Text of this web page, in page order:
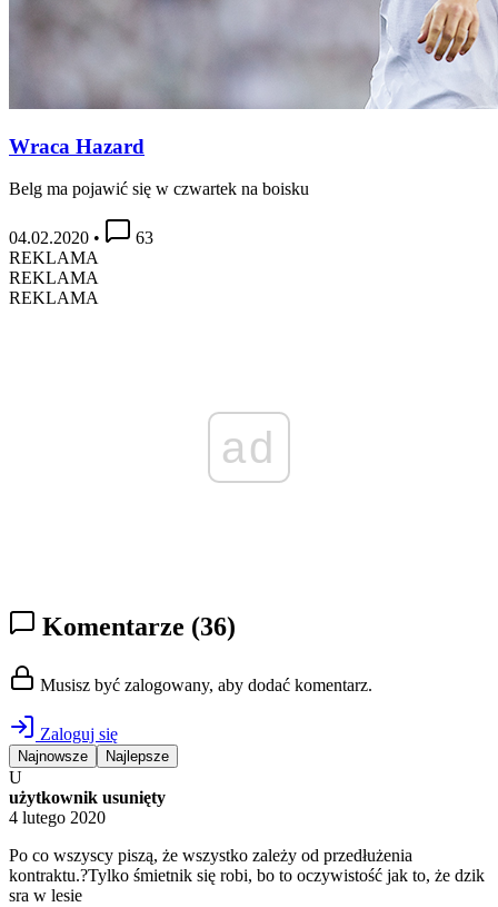
Wraca Hazard
Belg ma pojawić się w czwartek na boisku
04.02.2020 •
63
REKLAMA
REKLAMA
REKLAMA
ad
Komentarze (36)
Musisz być zalogowany, aby dodać komentarz.
Zaloguj się
Najnowsze Najlepsze
U
użytkownik usunięty
4 lutego 2020
Po co wszyscy piszą, że wszystko zależy od przedłużenia
kontraktu.?Tylko śmietnik się robi, bo to oczywistość jak to, że dzik
sra w lesie